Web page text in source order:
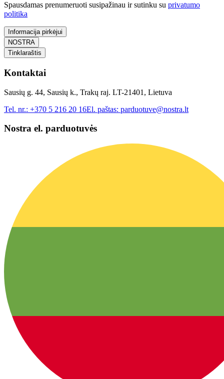
Spausdamas prenumeruoti susipažinau ir sutinku su privatumo
politika
Informacija pirkėjui
NOSTRA
Tinklaraštis
Kontaktai
Sausių g. 44, Sausių k., Trakų raj. LT-21401, Lietuva
Tel. nr.: +370 5 216 20 16El. paštas: parduotuve@nostra.lt
Nostra el. parduotuvės